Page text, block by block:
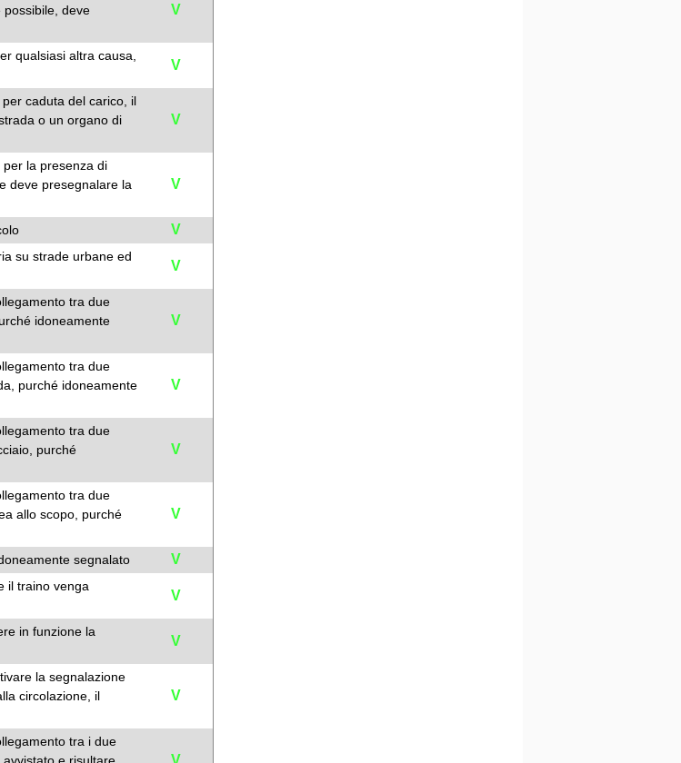
possibile, deve
V
qualsiasi altra causa,
V
caduta del carico, il
o un organo di
V
la presenza di
deve presegnalare la
V
V
su strade urbane ed
V
tra due
idoneamente
V
tra due
purché idoneamente
V
tra due
purché
V
tra due
allo scopo, purché
V
segnalato V
il traino venga
V
in funzione la
V
la segnalazione
circolazione, il
V
tra i due
V